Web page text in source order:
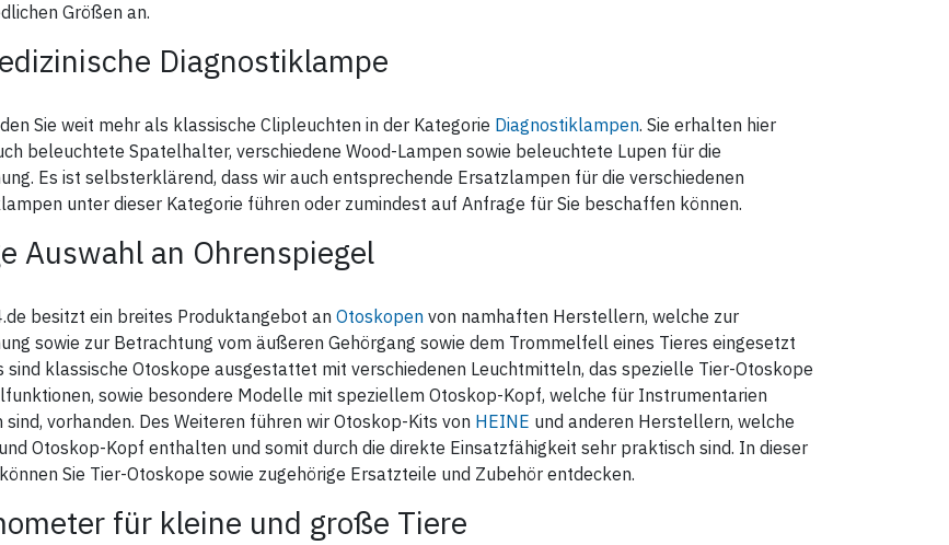
Größen an.
Diagnostiklampe
Sie weit mehr als klassische Clipleuchten in der Kategorie Diagnostiklampen. Sie erhalten hier
beleuchtete Spatelhalter, verschiedene Wood-Lampen sowie beleuchtete Lupen für die
Es ist selbsterklärend, dass wir auch entsprechende Ersatzlampen für die verschiedenen
unter dieser Kategorie führen oder zumindest auf Anfrage für Sie beschaffen können.
Auswahl an Ohrenspiegel
besitzt ein breites Produktangebot an Otoskopen von namhaften Herstellern, welche zur
sowie zur Betrachtung vom äußeren Gehörgang sowie dem Trommelfell eines Tieres eingesetzt
sind klassische Otoskope ausgestattet mit verschiedenen Leuchtmitteln, das spezielle Tier-Otoskope
sowie besondere Modelle mit speziellem Otoskop-Kopf, welche für Instrumentarien
sind, vorhanden. Des Weiteren führen wir Otoskop-Kits von HEINE und anderen Herstellern, welche
Otoskop-Kopf enthalten und somit durch die direkte Einsatzfähigkeit sehr praktisch sind. In dieser
Sie Tier-Otoskope sowie zugehörige Ersatzteile und Zubehör entdecken.
für kleine und große Tiere